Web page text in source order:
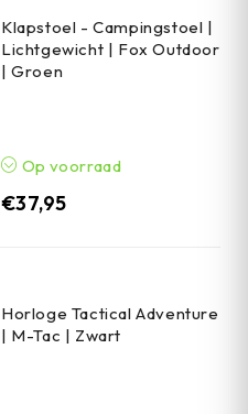
Klapstoel - Campingstoel |
Lichtgewicht | Fox Outdoor
| Groen
Op voorraad
€37,95
Horloge Tactical Adventure
| M-Tac | Zwart